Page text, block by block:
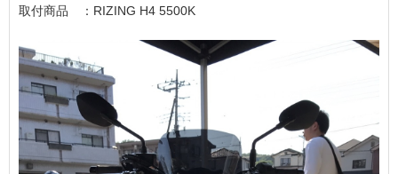
取付商品 ：RIZING H4 5500K